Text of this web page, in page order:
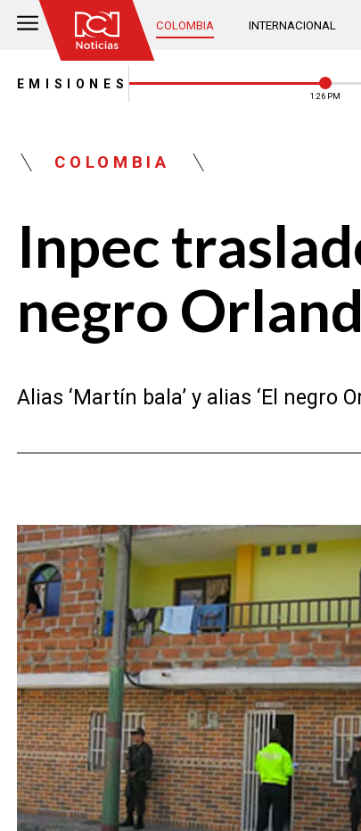
COLOMBIA INTERNACIONAL
EMISIONES
1:26 PM
COLOMBIA
Inpec
negro
Alias ‘Martín bala’ y alias ‘El negro